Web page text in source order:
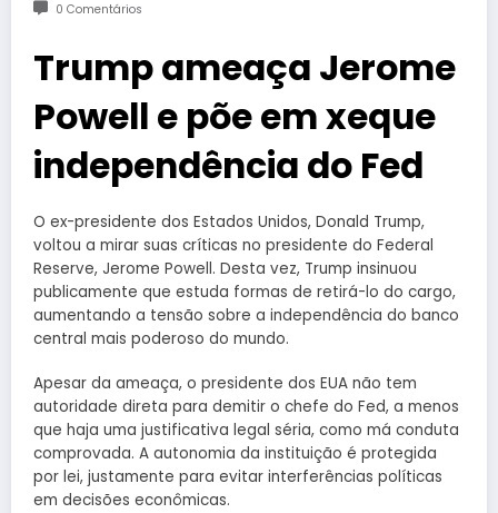
0 Comentários
Trump ameaça Jerome
Powell e põe em xeque
independência do Fed
O ex-presidente dos Estados Unidos, Donald Trump,
voltou a mirar suas críticas no presidente do Federal
Reserve, Jerome Powell. Desta vez, Trump insinuou
publicamente que estuda formas de retirá-lo do cargo,
aumentando a tensão sobre a independência do banco
central mais poderoso do mundo.
Apesar da ameaça, o presidente dos EUA não tem
autoridade direta para demitir o chefe do Fed, a menos
que haja uma justificativa legal séria, como má conduta
comprovada. A autonomia da instituição é protegida
por lei, justamente para evitar interferências políticas
em decisões econômicas.